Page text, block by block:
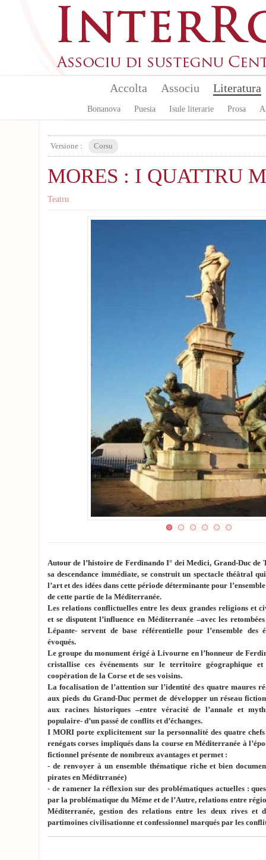
Accolta Associu Literatura
Bonanova Puesia Isule literarie Prosa
Versione : Corsu
MORES : I QUATTRU
Teatru
Autour de l’histoire de Ferdinando I° dei Medici, Grand-Duc de
sa descendance immédiate, se construit un spectacle théâtral
l’art et des idées dans cette période déterminante pour
de cette partie de la Méditerranée.
Les relations conflictuelles entre les deux grandes religions et
et se disputent l’influence en Méditerranée –avec les
Lépante- servent de base référentielle pour l’ensemble des
évoqués.
Le groupe du monument érigé à Livourne en l’honneur de
cristallise ces événements sur le territoire géographique
coopération de la Corse et de ses voisins.
La focalisation de l’attention sur l’identité des quatre maures
aux pieds du Grand-Duc permet de développer un réseau
aux racines historiques –entre véracité de l’annale et
populaire- d’un passé de conflits et d’échanges.
I MORI porte explicitement sur la personnalité des quatre
renégats corses impliqués dans la course en Méditerranée à
fictionnel présente de nombreux avantages et permet :
- de renvoyer à un ensemble thématique riche et bien
pirates en Méditrranée)
- de ramener la réflexion sur des problématiques actuelles :
par la problématique du Même et de l’Autre, relations entre
Méditerranée, gestion des relations entre les deux rives et
partimoines civilisationne et confessionnel marqués par les